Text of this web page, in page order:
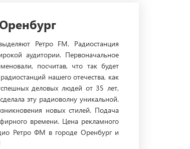
Ретро FM. Радиостанция
аудитории. Первоначальное
посчитав, что так будет
нашего отечества, как
деловых людей от 35 лет,
эту радиоволну уникальной.
новых стилей. Подача
времени. Цена рекламного
Ретро ФМ в городе Оренбург и